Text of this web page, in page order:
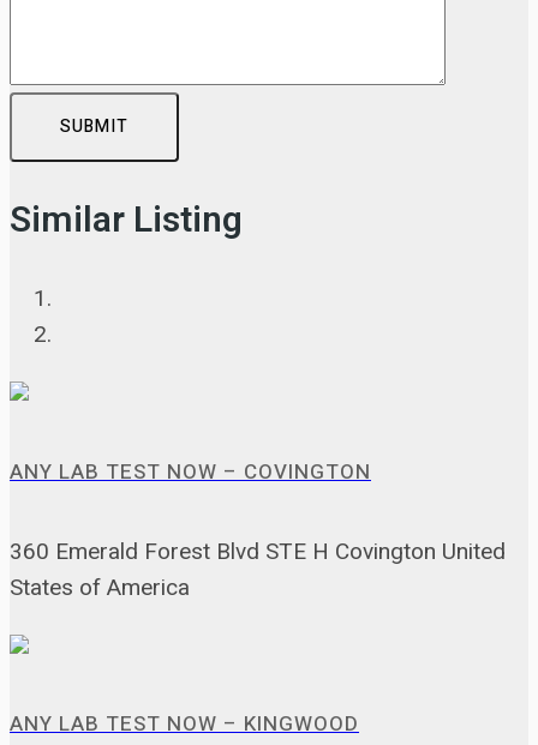
SUBMIT
Similar Listing
ANY LAB TEST NOW – COVINGTON
360 Emerald Forest Blvd STE H Covington United
States of America
ANY LAB TEST NOW – KINGWOOD